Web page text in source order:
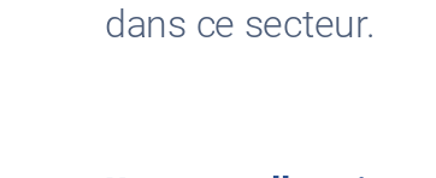
dans ce secteur.